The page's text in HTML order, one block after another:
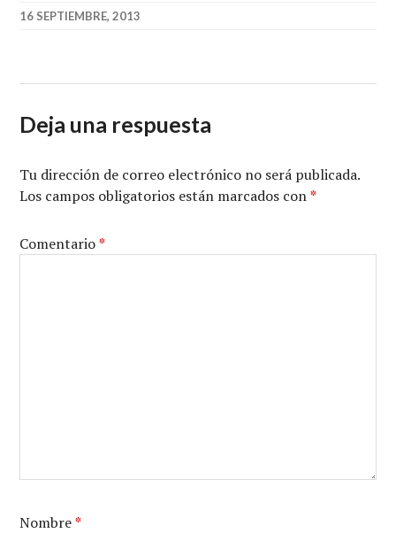
16 SEPTIEMBRE, 2013
Deja una respuesta
Tu dirección de correo electrónico no será publicada.
Los campos obligatorios están marcados con*
Comentario*
Nombre*